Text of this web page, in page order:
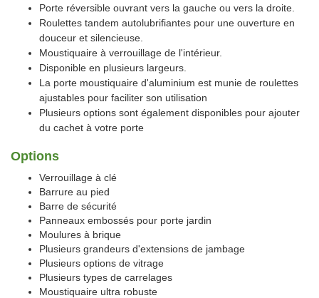
Porte réversible ouvrant vers la gauche ou vers la droite.
Roulettes tandem autolubrifiantes pour une ouverture en
douceur et silencieuse.
Moustiquaire à verrouillage de l'intérieur.
Disponible en plusieurs largeurs.
La porte moustiquaire d'aluminium est munie de roulettes
ajustables pour faciliter son utilisation
Plusieurs options sont également disponibles pour ajouter
du cachet à votre porte
Options
Verrouillage à clé
Barrure au pied
Barre de sécurité
Panneaux embossés pour porte jardin
Moulures à brique
Plusieurs grandeurs d'extensions de jambage
Plusieurs options de vitrage
Plusieurs types de carrelages
Moustiquaire ultra robuste